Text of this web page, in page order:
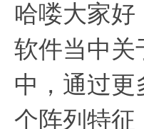
哈喽大家
软件当中关
中，通过
个阵列特征